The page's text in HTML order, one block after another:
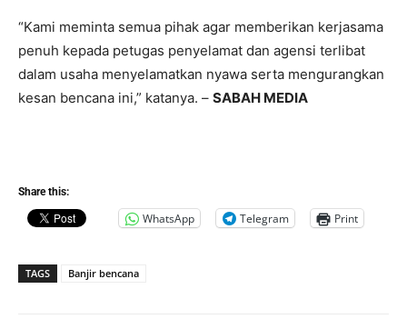
“Kami meminta semua pihak agar memberikan kerjasama
penuh kepada petugas penyelamat dan agensi terlibat
dalam usaha menyelamatkan nyawa serta mengurangkan
kesan bencana ini,” katanya. – SABAH MEDIA
Share this:
WhatsApp Telegram Print
TAGS Banjir bencana